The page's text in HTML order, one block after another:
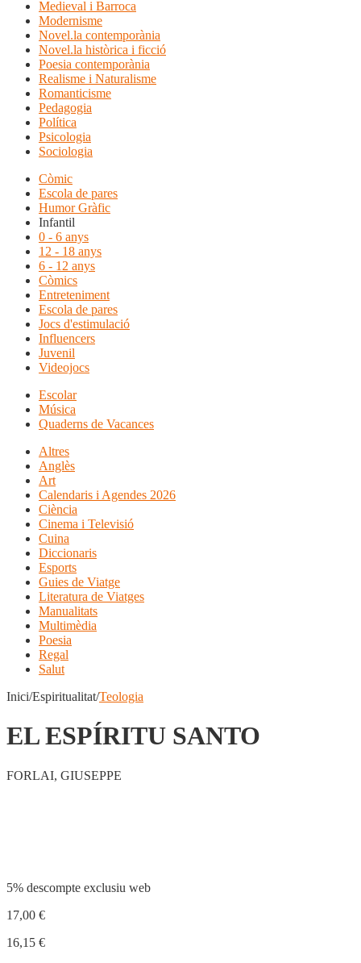
Medieval i Barroca
Modernisme
Novel.la contemporània
Novel.la històrica i ficció
Poesia contemporània
Realisme i Naturalisme
Romanticisme
Pedagogia
Política
Psicologia
Sociologia
Còmic
Escola de pares
Humor Gràfic
Infantil
0 - 6 anys
12 - 18 anys
6 - 12 anys
Còmics
Entreteniment
Escola de pares
Jocs d'estimulació
Influencers
Juvenil
Videojocs
Escolar
Música
Quaderns de Vacances
Altres
Anglès
Art
Calendaris i Agendes 2026
Ciència
Cinema i Televisió
Cuina
Diccionaris
Esports
Guies de Viatge
Literatura de Viatges
Manualitats
Multimèdia
Poesia
Regal
Salut
Inici/Espiritualitat/Teologia
EL ESPÍRITU SANTO
FORLAI, GIUSEPPE
5% descompte exclusiu web
17,00 €
16,15 €